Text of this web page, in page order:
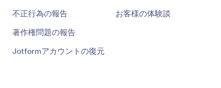
不正行為の報告
著作権問題の報告
Jotformアカウントの復元
お客様の体験談